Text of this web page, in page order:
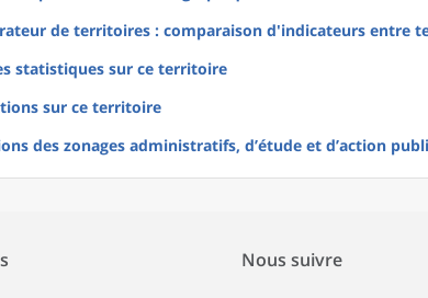
de territoires : comparaison d'indicateurs entre
statistiques sur ce territoire
sur ce territoire
des zonages administratifs, d’étude et d’action
Nous suivre